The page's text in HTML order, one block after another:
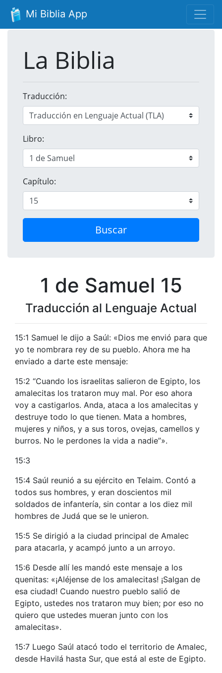
Mi Biblia App
La Biblia
Traducción:
Libro:
Capítulo:
Buscar
1 de Samuel 15
Traducción al Lenguaje Actual
15:1 Samuel le dijo a Saúl: «Dios me envió para que
yo te nombrara rey de su pueblo. Ahora me ha
enviado a darte este mensaje:
15:2 “Cuando los israelitas salieron de Egipto, los
amalecitas los trataron muy mal. Por eso ahora
voy a castigarlos. Anda, ataca a los amalecitas y
destruye todo lo que tienen. Mata a hombres,
mujeres y niños, y a sus toros, ovejas, camellos y
burros. No le perdones la vida a nadie”».
15:3
15:4 Saúl reunió a su ejército en Telaim. Contó a
todos sus hombres, y eran doscientos mil
soldados de infantería, sin contar a los diez mil
hombres de Judá que se le unieron.
15:5 Se dirigió a la ciudad principal de Amalec
para atacarla, y acampó junto a un arroyo.
15:6 Desde allí les mandó este mensaje a los
quenitas: «¡Aléjense de los amalecitas! ¡Salgan de
esa ciudad! Cuando nuestro pueblo salió de
Egipto, ustedes nos trataron muy bien; por eso no
quiero que ustedes mueran junto con los
amalecitas».
15:7 Luego Saúl atacó todo el territorio de Amalec,
desde Havilá hasta Sur, que está al este de Egipto.